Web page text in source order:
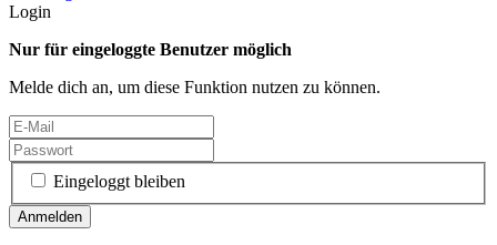
Login
Nur für eingeloggte Benutzer möglich
Melde dich an, um diese Funktion nutzen zu können.
Eingeloggt bleiben